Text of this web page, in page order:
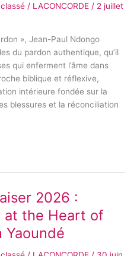
/ LACONCORDE / 2 juillet
», Jean-Paul Ndongo
du pardon authentique, qu’il
qui enferment l’âme dans
biblique et réflexive,
intérieure fondée sur la
blessures et la réconciliation
2026 :
at the Heart of
Yaoundé